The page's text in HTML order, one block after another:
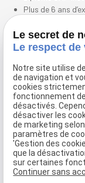
Plus de 6 ans
couverture.com/
1 Couvreur :
4 ans
Apprentis
1 : Obtention
(1 an) 2020,
2 : Deuxième
Le secret de
Le respect
Notre site utilise
de navigation et
cookies
fonctionnement
désactivés.
désactiver les
de marketing
paramètres de
'Gestion des
que la
sur certaines
Continuer sans